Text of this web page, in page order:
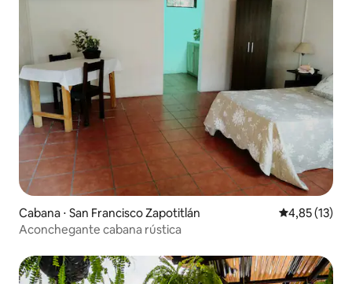
Cabana ⋅ San Francisco Zapotitlán 4,85 de uma
4,85 (13)
Aconchegante cabana rústica